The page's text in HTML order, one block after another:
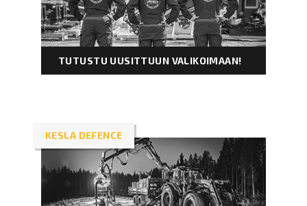
TUTUSTU UUSITTUUN VALIKOIMAAN!
KESLA DEFENCE